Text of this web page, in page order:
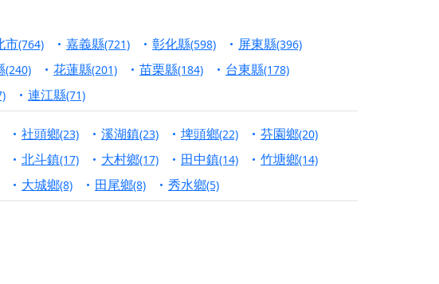
邀十方善信大德，一同回到母娘慈悲座前，祈福納祥、慎
，更是一份對祖先的感恩、對親人的思念，也是為家人祈
植福田，誠邀十方善信大德共同參與。
普，為祖先親眷祈求安息，也為自身與家人累積福德、種
大帝 大天尊」 親自坐鎮主法！幫你累積的功德福報自然
到北投土地公埔，祈願闔家平安、地方祥和、福運綿長。
祝壽，同沐母娘慈光，共祈平安吉祥
，迴向冥陽兩利、闔家平安的殊勝因緣。
市(764) 嘉義縣(721) 彰化縣(598) 屏東縣(396)
(240) 花蓮縣(201) 苗栗縣(184) 台東縣(178)
連江縣(71)
社頭鄉(23) 溪湖鎮(23) 埤頭鄉(22) 芬園鄉(20)
北斗鎮(17) 大村鄉(17) 田中鎮(14) 竹塘鄉(14)
大城鄉(8) 田尾鄉(8) 秀水鄉(5)